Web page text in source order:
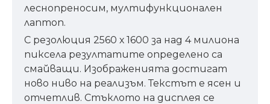
леснопреносим, мултифункционален
лаптоп.
С резолюция 2560 х 1600 за над 4 милиона
пиксела резултатите определено са
смайващи. Изображенията достигат
ново ниво на реализъм. Текстът е ясен и
отчетлив. Стъклото на дисплея се